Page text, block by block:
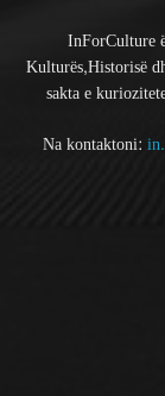
InForCulture
Kulturës,Historisë
sakta e
Na kontaktoni: